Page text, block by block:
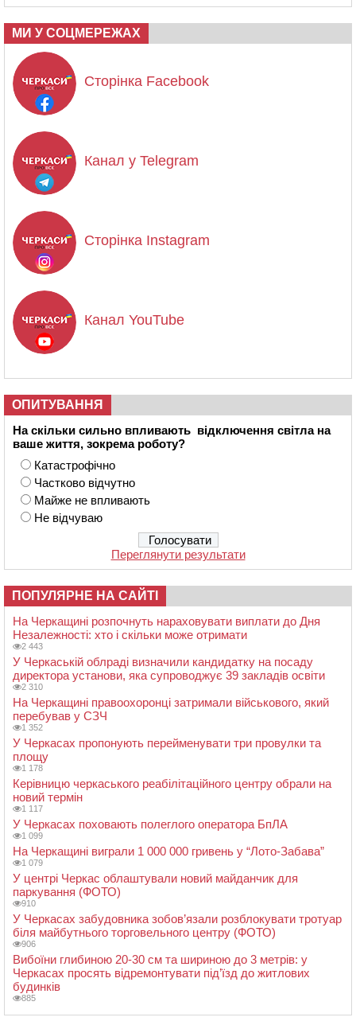
МИ У СОЦМЕРЕЖАХ
Сторінка Facebook
Канал у Telegram
Сторінка Instagram
Канал YouTube
ОПИТУВАННЯ
На скільки сильно впливають відключення світла на
ваше життя, зокрема роботу?
Катастрофічно
Частково відчутно
Майже не впливають
Не відчуваю
Переглянути результати
ПОПУЛЯРНЕ НА САЙТІ
На Черкащині розпочнуть нараховувати виплати до Дня
Незалежності: хто і скільки може отримати
2 443
У Черкаській облраді визначили кандидатку на посаду
директора установи, яка супроводжує 39 закладів освіти
2 310
На Черкащині правоохоронці затримали військового, який
перебував у СЗЧ
1 352
У Черкасах пропонують перейменувати три провулки та
площу
1 178
Керівницю черкаського реабілітаційного центру обрали на
новий термін
1 117
У Черкасах поховають полеглого оператора БпЛА
1 099
На Черкащині виграли 1 000 000 гривень у “Лото-Забава”
1 079
У центрі Черкас облаштували новий майданчик для
паркування (ФОТО)
910
У Черкасах забудовника зобов’язали розблокувати тротуар
біля майбутнього торговельного центру (ФОТО)
906
Вибоїни глибиною 20-30 см та шириною до 3 метрів: у
Черкасах просять відремонтувати під’їзд до житлових
будинків
885